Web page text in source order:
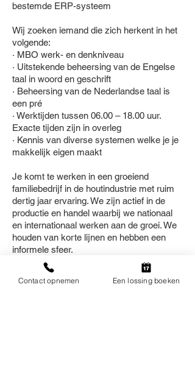
bestemde ERP-systeem
Wij zoeken iemand die zich herkent in het
volgende:
· MBO werk- en denkniveau
· Uitstekende beheersing van de Engelse
taal in woord en geschrift
· Beheersing van de Nederlandse taal is
een pré
· Werktijden tussen 06.00 – 18.00 uur.
Exacte tijden zijn in overleg
· Kennis van diverse systemen welke je je
makkelijk eigen maakt
Je komt te werken in een groeiend
familiebedrijf in de houtindustrie met ruim
dertig jaar ervaring. We zijn actief in de
productie en handel waarbij we nationaal
en internationaal werken aan de groei. We
houden van korte lijnen en hebben een
informele sfeer.
Enthousiast? Stuur je CV naar
HR@kloekpallets.com
of bel naar de
Contact opnemen Een lossing boeken